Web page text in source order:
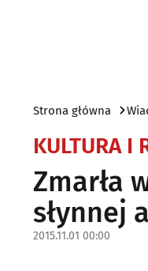
Strona główna
KULTURA I
Zmarła
słynnej
2015.11.01 00:00